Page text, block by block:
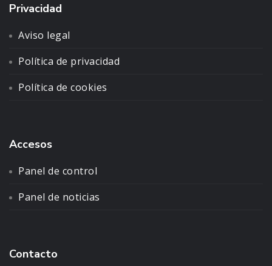
Privacidad
Aviso legal
Política de privacidad
Política de cookies
Accesos
Panel de control
Panel de noticias
Contacto